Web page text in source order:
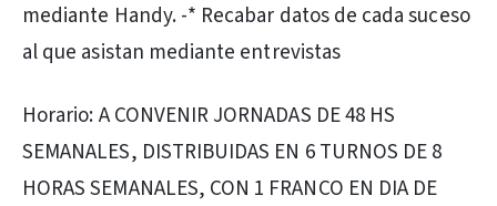
mediante Handy. -* Recabar datos de cada suceso
al que asistan mediante entrevistas
Horario: A CONVENIR JORNADAS DE 48 HS
SEMANALES, DISTRIBUIDAS EN 6 TURNOS DE 8
HORAS SEMANALES, CON 1 FRANCO EN DIA DE